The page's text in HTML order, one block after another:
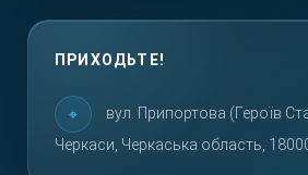
ПРИХОДЬТЕ!
вул. Припортова (Героїв
Черкаси, Черкаська область,